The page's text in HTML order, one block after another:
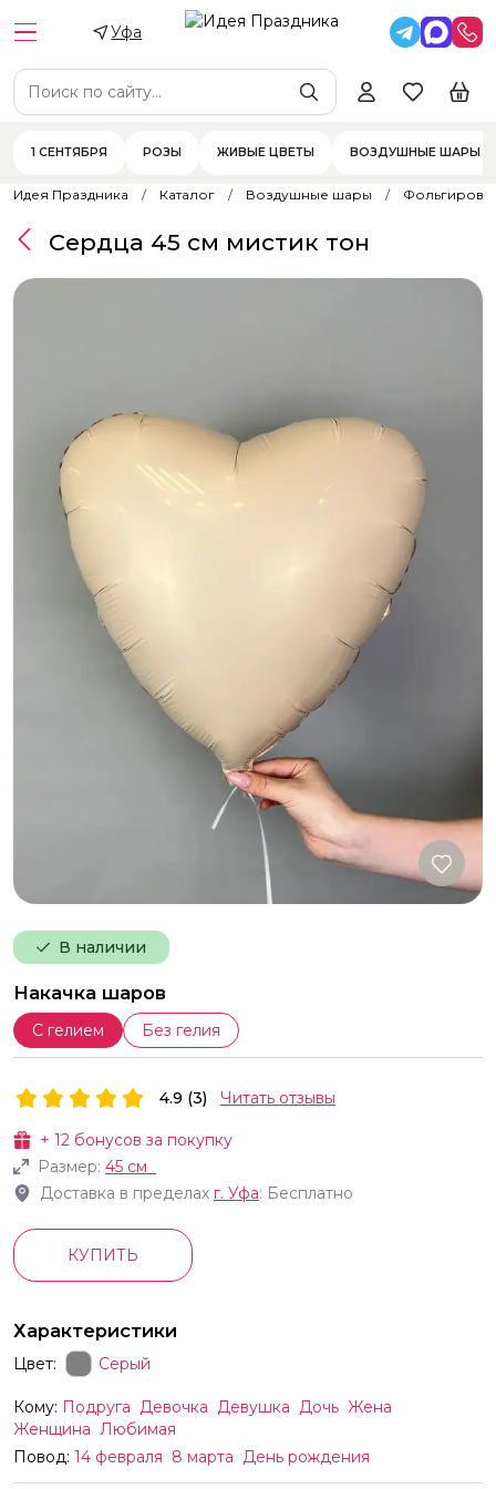
Уфа
1 СЕНТЯБРЯ РОЗЫ ЖИВЫЕ ЦВЕТЫ ВОЗДУШНЫЕ ШАРЫ
Идея Праздника Каталог Воздушные шары
В наличии
Накачка шаров
С гелием Без гелия
Сердца 45 см мистик тон
+ 12 бонусов за покупку
Размер: 45 см
Доставка в пределах г. Уфа: Бесплатно
4.9 (3) Читать отзывы
КУПИТЬ
Характеристики
Цвет: Серый
Кому: Подруга Девочка Девушка Дочь Жена
Женщина Любимая
Повод: 14 февраля 8 марта День рождения